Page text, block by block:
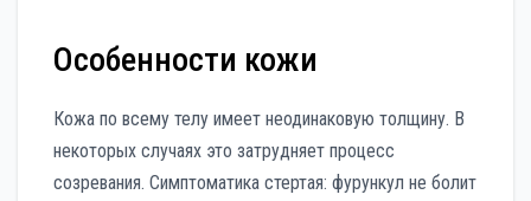
Особенности кожи
Кожа по всему телу имеет неодинаковую толщину. В
некоторых случаях это затрудняет процесс
созревания. Симптоматика стертая: фурункул не болит